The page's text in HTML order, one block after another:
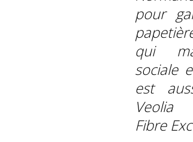
pour
qui
sociale
est
Veolia
Fibre